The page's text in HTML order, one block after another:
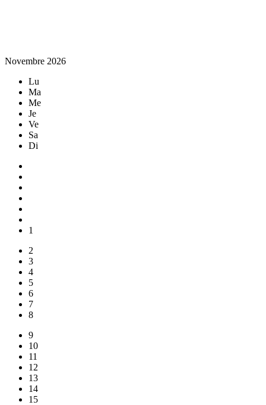
Novembre 2026
Lu
Ma
Me
Je
Ve
Sa
Di
1
2
3
4
5
6
7
8
9
10
11
12
13
14
15